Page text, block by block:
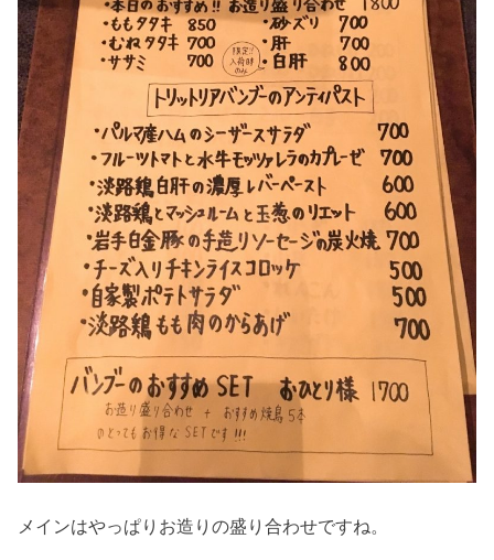
メインはやっぱりお造りの盛り合わせですね。